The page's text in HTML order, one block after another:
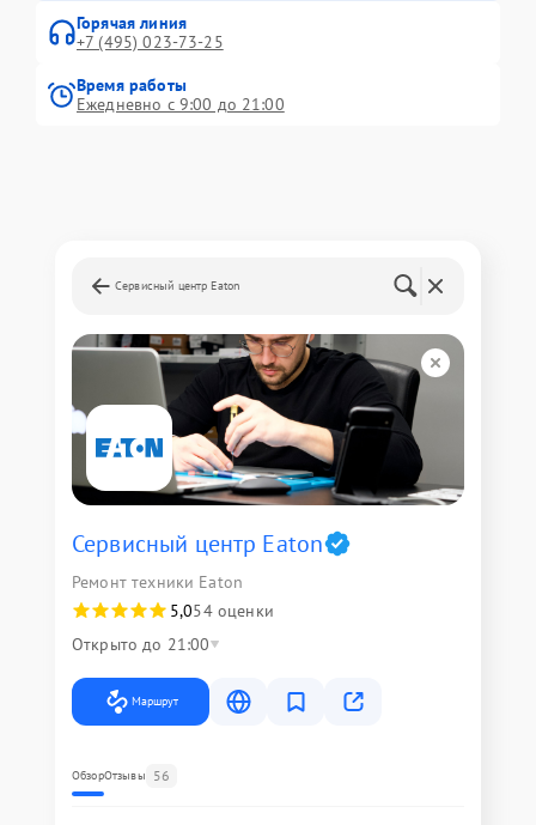
Горячая линия
+7 (495) 023-73-25
Время работы
Ежедневно с 9:00 до 21:00
Сервисный центр Eaton
Сервисный центр Eaton
Ремонт техники Eaton
5,054 оценки
Открыто до 21:00
Маршрут
ОбзорОтзывы 56